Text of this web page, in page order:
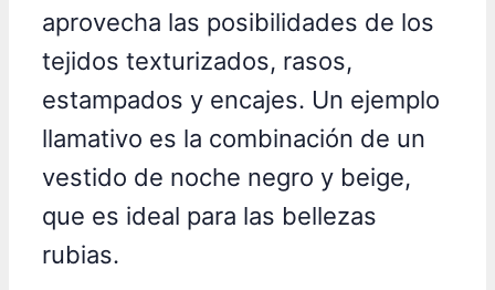
aprovecha las posibilidades de los
tejidos texturizados, rasos,
estampados y encajes. Un ejemplo
llamativo es la combinación de un
vestido de noche negro y beige,
que es ideal para las bellezas
rubias.